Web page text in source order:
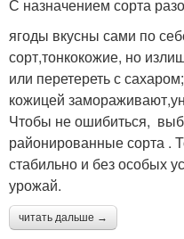
С назначением сорта
ягоды вкусны сами по
сорт,тонкокожие, но
или перетереть с
кожицей
Чтобы не ошибиться,
районированные сорта .
стабильно и без особых
урожай.
читать дальше →